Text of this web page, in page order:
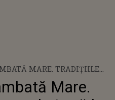
MARE. TRADIŢIILE
SĂ LE RESPECTĂM ÎN
Mare.